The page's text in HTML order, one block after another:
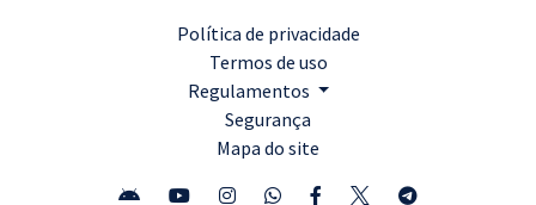
Política de privacidade
Termos de uso
Regulamentos
Segurança
Mapa do site